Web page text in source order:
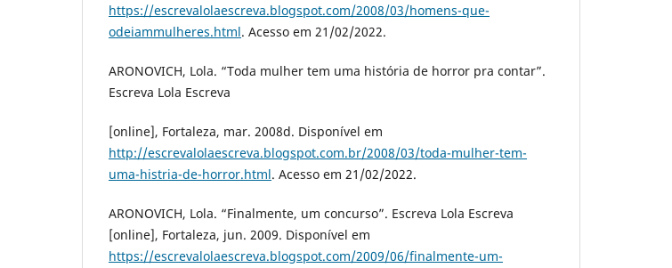
https://escrevalolaescreva.blogspot.com/2008/03/homens-que-
odeiammulheres.html. Acesso em 21/02/2022.
ARONOVICH, Lola. “Toda mulher tem uma história de horror pra contar”.
Escreva Lola Escreva
[online], Fortaleza, mar. 2008d. Disponível em
http://escrevalolaescreva.blogspot.com.br/2008/03/toda-mulher-tem-
uma-histria-de-horror.html. Acesso em 21/02/2022.
ARONOVICH, Lola. “Finalmente, um concurso”. Escreva Lola Escreva
[online], Fortaleza, jun. 2009. Disponível em
https://escrevalolaescreva.blogspot.com/2009/06/finalmente-um-